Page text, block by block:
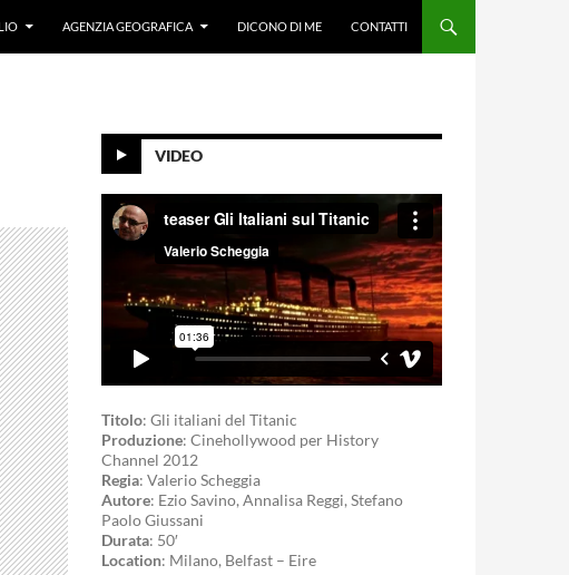
AGENZIA GEOGRAFICA DICONO DI ME CONTATTI
VIDEO
Titolo: Gli italiani del Titanic
Produzione: Cinehollywood per History
Channel 2012
Regia: Valerio Scheggia
Autore: Ezio Savino, Annalisa Reggi, Stefano
Paolo Giussani
Durata: 50′
Location: Milano, Belfast – Eire